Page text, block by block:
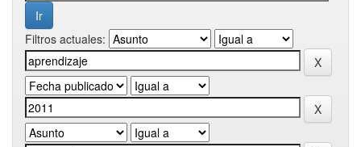
Filtros actuales: